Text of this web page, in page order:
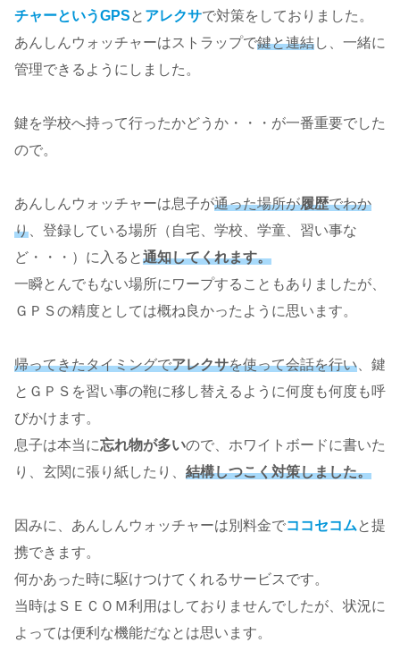
チャーというGPS と アレクサで対策をしておりました。
あんしんウォッチャーはストラップで鍵と連結し、一緒に
管理できるようにしました。
鍵を学校へ持って行ったかどうか・・・が一番重要でした
ので。
あんしんウォッチャーは息子が通った場所が履歴でわか
り 、登録している場所（自宅、学校、学童、習い事な
ど・・・）に入ると通知してくれます。
一瞬とんでもない場所にワープすることもありましたが、
ＧＰＳの精度としては概ね良かったように思います。
帰ってきたタイミングでアレクサを使って会話を行い 、鍵
とＧＰＳを習い事の鞄に移し替えるように何度も何度も呼
びかけます。
息子は本当に忘れ物が多いので、ホワイトボードに書いた
り、玄関に張り紙したり、 結構しつこく対策しました。
因みに、あんしんウォッチャーは別料金でココセコム と提
携できます。
何かあった時に駆けつけてくれるサービスです。
当時はＳＥＣＯＭ利用はしておりませんでしたが、状況に
よっては便利な機能だなとは思います。